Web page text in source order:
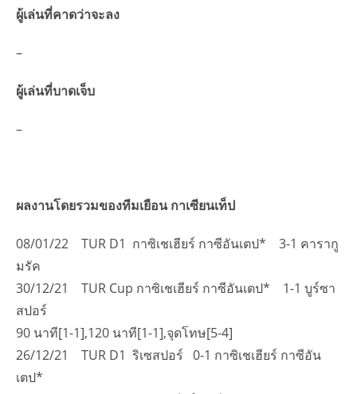
ผู้เล่นที่คาดว่าจะลง
–
ผู้เล่นที่บาดเจ็บ
–
ผลงานโดยรวมของทีมเยือน กาเซียนเท็ป
08/01/22 TUR D1 กาซิเชเฮียร์ กาซีอันเตป* 3-1 คารากู
มรัค
30/12/21 TUR Cup กาซิเชเฮียร์ กาซีอันเตป* 1-1 บูร์ซา
สปอร์
90 นาที[1-1],120 นาที[1-1],จุดโทษ[5-4]
26/12/21 TUR D1 ริเซสปอร์ 0-1 กาซิเชเฮียร์ กาซีอัน
เตป*